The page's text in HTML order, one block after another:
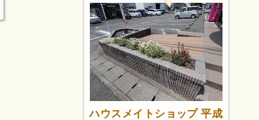
ハウスメイトショップ 平成